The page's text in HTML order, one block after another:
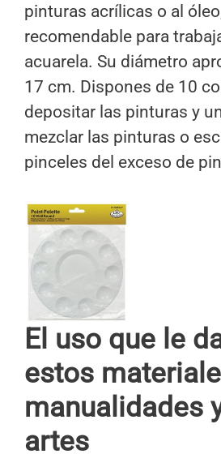
pinturas acrílicas o al
recomendable para
acuarela. Su diámetro
17 cm. Dispones de 10
depositar las pinturas y
mezclar las pinturas o
pinceles del exceso de
El uso que le
estos
manualidades
artes